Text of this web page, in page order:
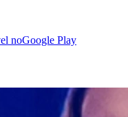
noGoogle Play